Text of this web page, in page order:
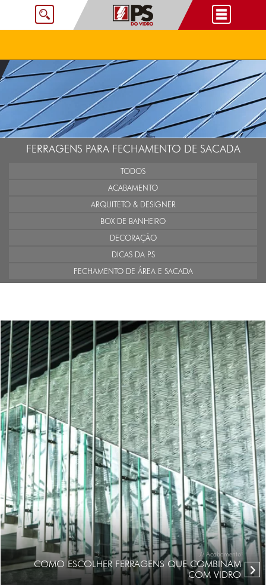
FERRAGENS PARA FECHAMENTO DE SACADA
TODOS
ACABAMENTO
ARQUITETO & DESIGNER
BOX DE BANHEIRO
DECORAÇÃO
DICAS DA PS
FECHAMENTO DE ÁREA E SACADA
// Acabamento
COMO ESCOLHER FERRAGENS QUE COMBINAM
COM VIDRO